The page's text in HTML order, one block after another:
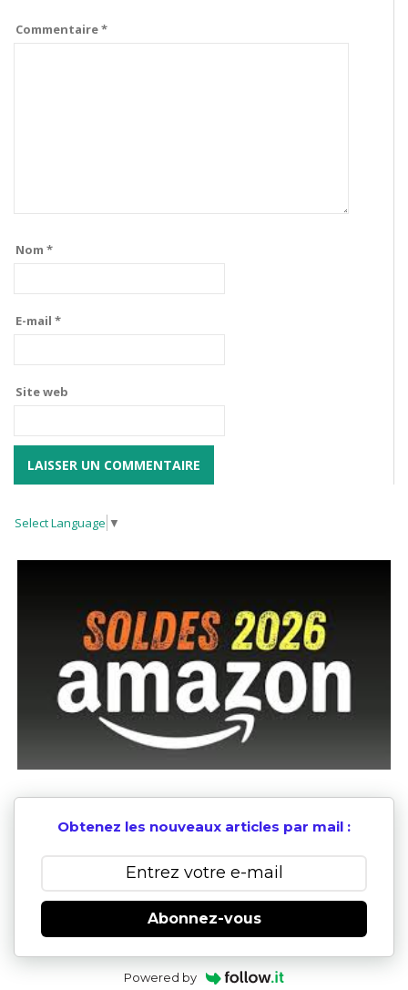
Commentaire*
Nom *
E-mail *
Site web
Select Language ▼
Obtenez les nouveaux articles par mail :
Abonnez-vous
Powered by